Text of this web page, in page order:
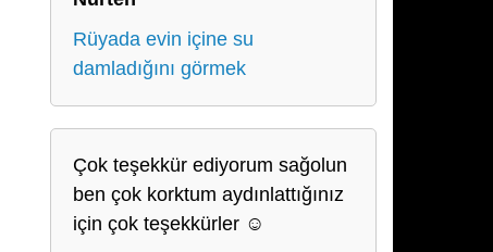
Rüyada evin içine su
damladığını görmek
Çok teşekkür ediyorum sağolun
ben çok korktum aydınlattığınız
için çok teşekkürler ☺️